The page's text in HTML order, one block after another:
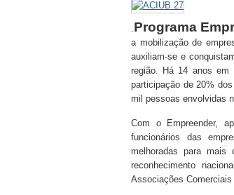
.Programa
a mobilização de
auxiliam-se e
região. Há 14 anos em
participação de 20%
mil pessoas envolvidas
Com o Empreender,
funcionários das
melhoradas para mais
reconhecimento
Associações